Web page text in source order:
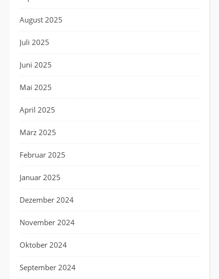
August 2025
Juli 2025
Juni 2025
Mai 2025
April 2025
März 2025
Februar 2025
Januar 2025
Dezember 2024
November 2024
Oktober 2024
September 2024